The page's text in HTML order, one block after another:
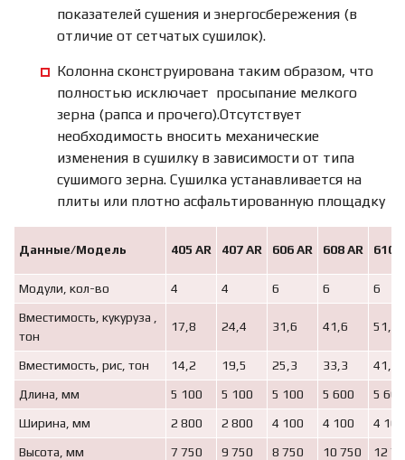
показателей сушения и энергосбережения (в
отличие от сетчатых сушилок).
Колонна сконструирована таким образом, что
полностью исключает просыпание мелкого
зерна (рапса и прочего).Отсутствует
необходимость вносить механические
изменения в сушилку в зависимости от типа
сушимого зерна. Сушилка устанавливается на
плиты или плотно асфальтированную площадку
Данные/Модель 405 АR 407АR 606АR 608АR 610
Модули, кол-во 4 4 6 6
6
Вместимость, кукуруза ,
тон
17,8 24,4 31,6 41,6 51,5
Вместимость, рис, тон 14,2 19,5 25,3 33,3
41,2
Длина, мм
5 100 5 100 5 100 5 600
5 600
Ширина, мм
2 800 2 800 4 100 4 100
4 100
Высота, мм
7 750 9 750 8 750 10 750
12